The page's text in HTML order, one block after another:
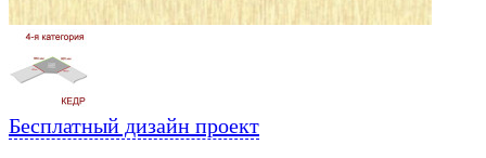
Бесплатный дизайн проект